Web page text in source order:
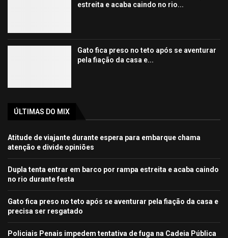
estreita e acaba caindo no rio...
Gato fica preso no teto após se aventurar
pela fiação da casa e...
ÚLTIMAS DO MIX
Atitude de viajante durante espera para embarque chama
atenção e divide opiniões
Dupla tenta entrar em barco por rampa estreita e acaba caindo
no rio durante festa
Gato fica preso no teto após se aventurar pela fiação da casa e
precisa ser resgatado
Policiais Penais impedem tentativa de fuga na Cadeia Pública